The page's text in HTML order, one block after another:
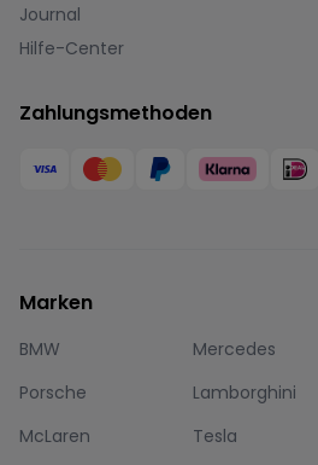
Journal
Hilfe-Center
Zahlungsmethoden
Marken
BMW Mercedes
Porsche
Lamborghini
McLaren
Tesla